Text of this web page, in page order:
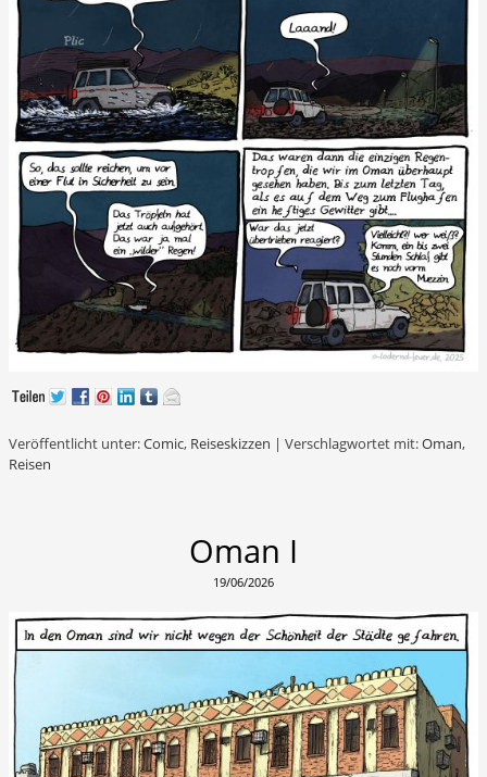
Veröffentlicht unter:Comic, Reiseskizzen | Verschlagwortet mit:Oman,
Reisen
Oman I
19/06/2026